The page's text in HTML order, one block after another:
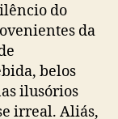
do
da
belos
ilusórios
irreal. Aliás,